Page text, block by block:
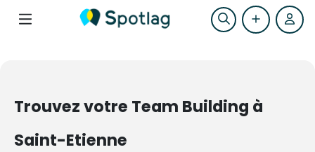
Trouvez votre Team Building à
Saint-Etienne